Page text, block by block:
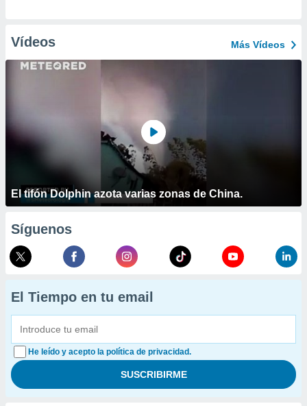
Vídeos Más Vídeos
El tifón Dolphin azota varias zonas de China.
Síguenos
El Tiempo en tu email
He leído y acepto la política de privacidad.